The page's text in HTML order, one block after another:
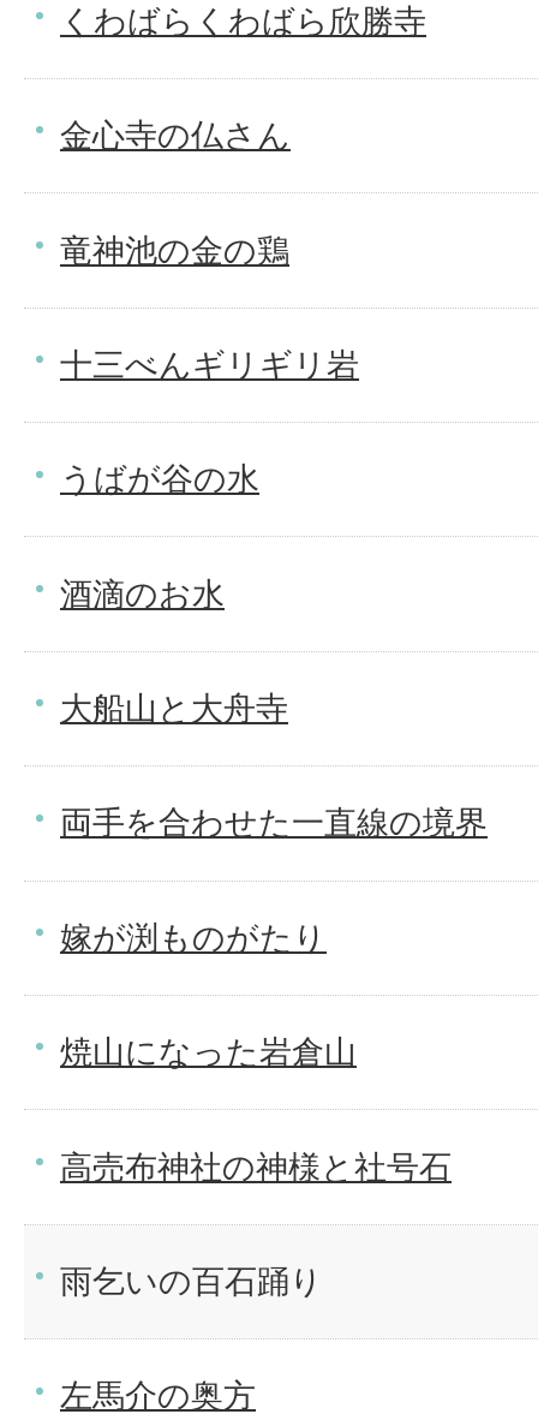
くわばらくわばら欣勝寺
金心寺の仏さん
竜神池の金の鶏
十三べんギリギリ岩
うばが谷の水
酒滴のお水
大船山と大舟寺
両手を合わせた一直線の境界
嫁が渕ものがたり
焼山になった岩倉山
高売布神社の神様と社号石
雨乞いの百石踊り
左馬介の奥方